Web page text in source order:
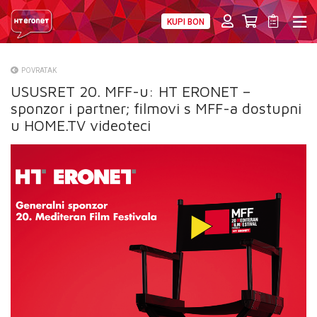
KUPI BON
O NAMA
PRESS
VELEPRODAJA
KONTAKTI
POVRATAK
USUSRET 20. MFF-u: HT ERONET –
sponzor i partner; filmovi s MFF-a dostupni
u HOME.TV videoteci